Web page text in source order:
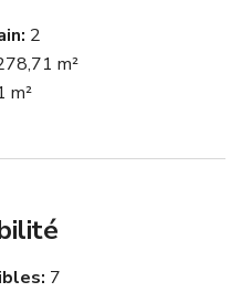
offre une vue sur la ville,
être utilisés pour
souhaitez organiser
d'arbres, de
2
m²
m²
7